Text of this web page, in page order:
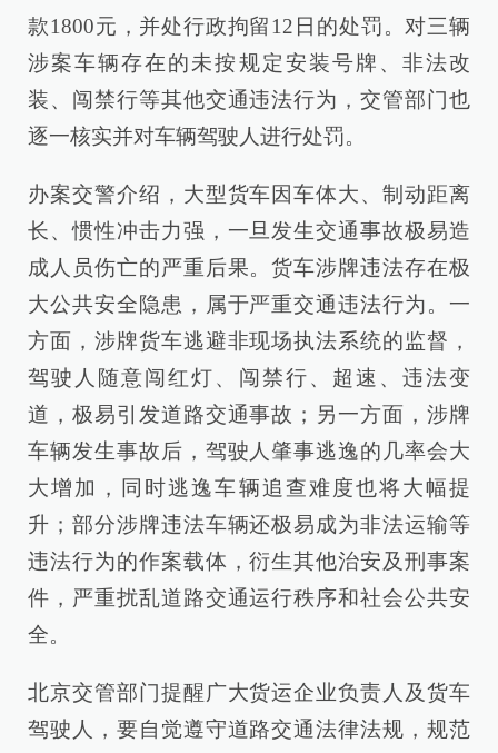
款1800元，并处行政拘留12日的处罚。对三辆
涉案车辆存在的未按规定安装号牌、非法改
装、闯禁行等其他交通违法行为，交管部门也
逐一核实并对车辆驾驶人进行处罚。
办案交警介绍，大型货车因车体大、制动距离
长、惯性冲击力强，一旦发生交通事故极易造
成人员伤亡的严重后果。货车涉牌违法存在极
大公共安全隐患，属于严重交通违法行为。一
方面，涉牌货车逃避非现场执法系统的监督，
驾驶人随意闯红灯、闯禁行、超速、违法变
道，极易引发道路交通事故；另一方面，涉牌
车辆发生事故后，驾驶人肇事逃逸的几率会大
大增加，同时逃逸车辆追查难度也将大幅提
升；部分涉牌违法车辆还极易成为非法运输等
违法行为的作案载体，衍生其他治安及刑事案
件，严重扰乱道路交通运行秩序和社会公共安
全。
北京交管部门提醒广大货运企业负责人及货车
驾驶人，要自觉遵守道路交通法律法规，规范